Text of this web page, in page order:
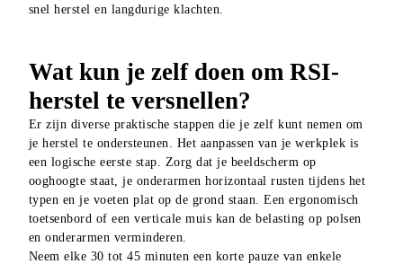
snel herstel en langdurige klachten.
Wat kun je zelf doen om RSI-
herstel te versnellen?
Er zijn diverse praktische stappen die je zelf kunt nemen om
je herstel te ondersteunen. Het aanpassen van je werkplek is
een logische eerste stap. Zorg dat je beeldscherm op
ooghoogte staat, je onderarmen horizontaal rusten tijdens het
typen en je voeten plat op de grond staan. Een ergonomisch
toetsenbord of een verticale muis kan de belasting op polsen
en onderarmen verminderen.
Neem elke 30 tot 45 minuten een korte pauze van enkele